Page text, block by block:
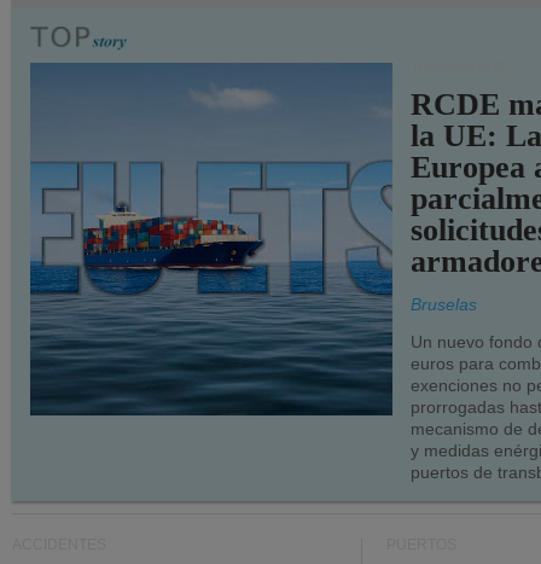
RCDE
la UE:
Europea
Bruselas
Un nuevo fondo
euros para
exenciones no
prorrogadas
mecanismo de
y medidas
puertos de